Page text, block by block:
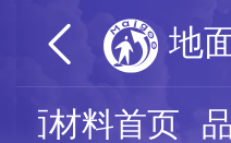
地
面材料首页